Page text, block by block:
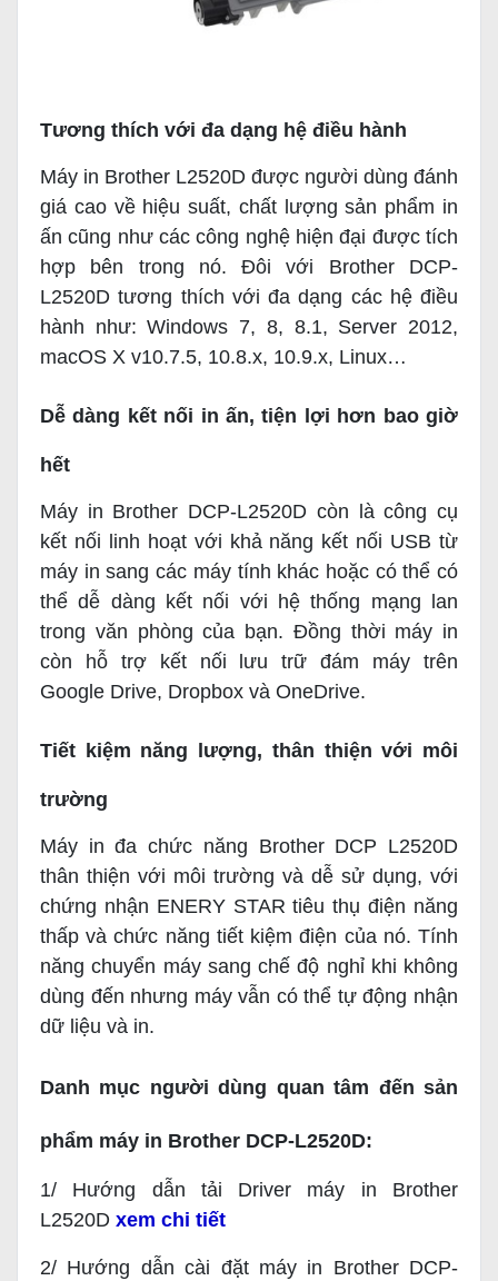
Tương thích với đa dạng hệ điều hành
Máy in Brother L2520D được người dùng đánh
giá cao về hiệu suất, chất lượng sản phẩm in
ấn cũng như các công nghệ hiện đại được tích
hợp bên trong nó. Đôi với Brother DCP-
L2520D tương thích với đa dạng các hệ điều
hành như: Windows 7, 8, 8.1, Server 2012,
macOS X v10.7.5, 10.8.x, 10.9.x, Linux…
Dễ dàng kết nối in ấn, tiện lợi hơn bao giờ
hết
Máy in Brother DCP-L2520D còn là công cụ
kết nối linh hoạt với khả năng kết nối USB từ
máy in sang các máy tính khác hoặc có thể có
thể dễ dàng kết nối với hệ thống mạng lan
trong văn phòng của bạn. Đồng thời máy in
còn hỗ trợ kết nối lưu trữ đám máy trên
Google Drive, Dropbox và OneDrive.
Tiết kiệm năng lượng, thân thiện với môi
trường
Máy in đa chức năng Brother DCP L2520D
thân thiện với môi trường và dễ sử dụng, với
chứng nhận ENERY STAR tiêu thụ điện năng
thấp và chức năng tiết kiệm điện của nó. Tính
năng chuyển máy sang chế độ nghỉ khi không
dùng đến nhưng máy vẫn có thể tự động nhận
dữ liệu và in.
Danh mục người dùng quan tâm đến sản
phẩm máy in Brother DCP-L2520D:
1/ Hướng dẫn tải Driver máy in Brother
L2520D xem chi tiết
2/ Hướng dẫn cài đặt máy in Brother DCP-